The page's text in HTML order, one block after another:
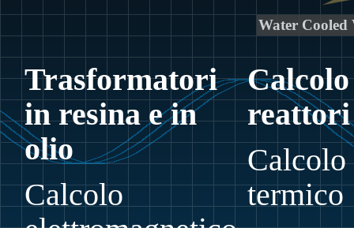
Water Cooled
Trasformatori
in resina e in
olio
Calcolo
reattori
Calcolo
termico